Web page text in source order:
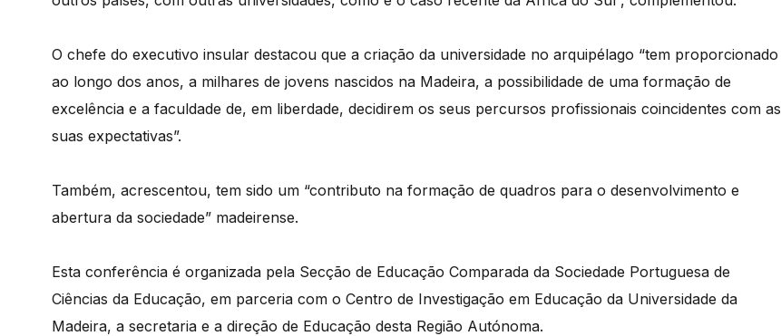
O chefe do executivo insular destacou que a criação da universidade no arquipélago “tem proporcionado
ao longo dos anos, a milhares de jovens nascidos na Madeira, a possibilidade de uma formação de
excelência e a faculdade de, em liberdade, decidirem os seus percursos profissionais coincidentes com as
suas expectativas”.
Também, acrescentou, tem sido um “contributo na formação de quadros para o desenvolvimento e
abertura da sociedade” madeirense.
Esta conferência é organizada pela Secção de Educação Comparada da Sociedade Portuguesa de
Ciências da Educação, em parceria com o Centro de Investigação em Educação da Universidade da
Madeira, a secretaria e a direção de Educação desta Região Autónoma.